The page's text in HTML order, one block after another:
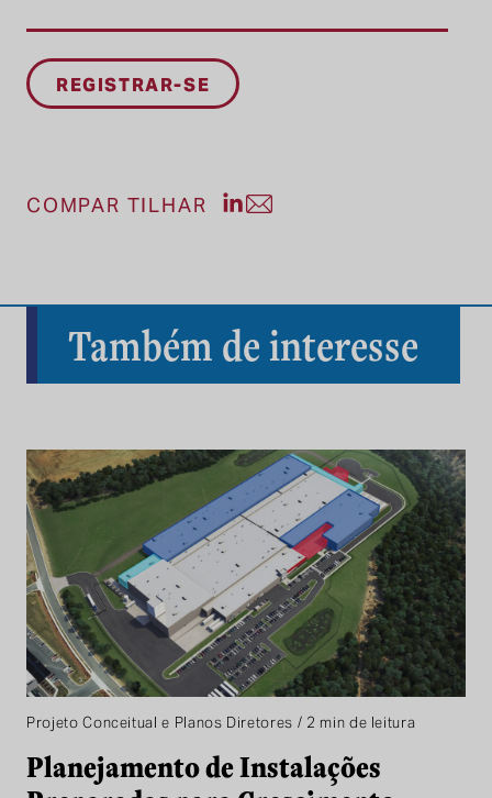
COMPAR TILHAR Compartilhe a postagem no
Compartilhe a postagem
Também de interesse
Projeto Conceitual e Planos Diretores / 2 min de leitura
Planejamento de Instalações